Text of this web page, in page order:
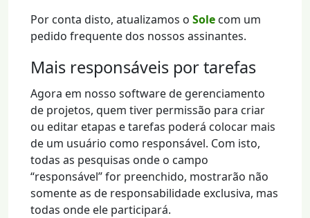
Por conta disto, atualizamos o Sole com um
pedido frequente dos nossos assinantes.
Mais responsáveis por tarefas
Agora em nosso software de gerenciamento
de projetos, quem tiver permissão para criar
ou editar etapas e tarefas poderá colocar mais
de um usuário como responsável. Com isto,
todas as pesquisas onde o campo
“responsável” for preenchido, mostrarão não
somente as de responsabilidade exclusiva, mas
todas onde ele participará.